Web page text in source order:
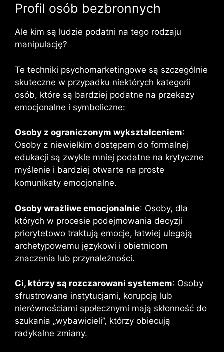
Profil osób bezbronnych
Ale kim są ludzie podatni na tego rodzaju
manipulację?
Te techniki psychomarketingowe są szczególnie
skuteczne w przypadku niektórych kategorii
osób, które są bardziej podatne na przekazy
emocjonalne i symboliczne:
Osoby z ograniczonym wykształceniem:
Osoby z niewielkim dostępem do formalnej
edukacji są zwykle mniej podatne na krytyczne
myślenie i bardziej otwarte na proste
komunikaty emocjonalne.
Osoby wrażliwe emocjonalnie: Osoby, dla
których w procesie podejmowania decyzji
priorytetowo traktują emocje, łatwiej ulegają
archetypowemu językowi i obietnicom
znaczenia lub przynależności.
Ci, którzy są rozczarowani systemem: Osoby
sfrustrowane instytucjami, korupcją lub
nierównościami społecznymi mają skłonność do
szukania „wybawicieli”, którzy obiecują
radykalne zmiany.